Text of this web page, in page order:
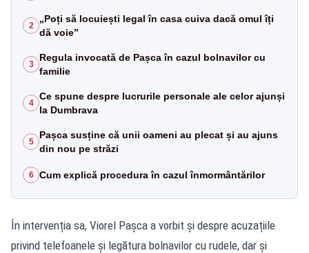
2
„Poți să locuiești legal în casa cuiva dacă omul îți
dă voie”
3
Regula invocată de Pașca în cazul bolnavilor cu
familie
4
Ce spune despre lucrurile personale ale celor ajunși
la Dumbrava
5
Pașca susține că unii oameni au plecat și au ajuns
din nou pe străzi
6 Cum explică procedura în cazul înmormântărilor
În intervenția sa, Viorel Pașca a vorbit și despre acuzațiile
privind telefoanele și legătura bolnavilor cu rudele, dar și